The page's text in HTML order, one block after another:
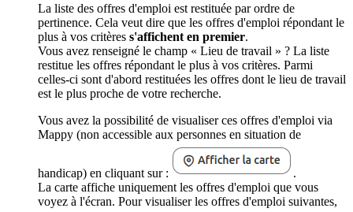
La liste des offres d'emploi est restituée par ordre de
pertinence. Cela veut dire que les offres d'emploi répondant le
plus à vos critères s'affichent en premier.
Vous avez renseigné le champ « Lieu de travail » ? La liste
restitue les offres répondant le plus à vos critères. Parmi
celles-ci sont d'abord restituées les offres dont le lieu de travail
est le plus proche de votre recherche.
Vous avez la possibilité de visualiser ces offres d'emploi via
Mappy (non accessible aux personnes en situation de
handicap) en cliquant sur :
.
La carte affiche uniquement les offres d'emploi que vous
voyez à l'écran. Pour visualiser les offres d'emploi suivantes,